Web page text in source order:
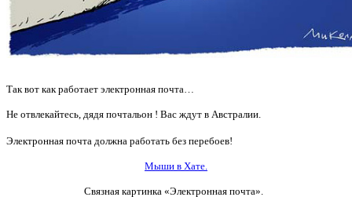
Так вот как работает электронная почта…
Не отвлекайтесь, дядя почтальон ! Вас ждут в Австралии.
Электронная почта должна работать без перебоев!
Мыши в Хате.
Связная картинка «Электронная почта».